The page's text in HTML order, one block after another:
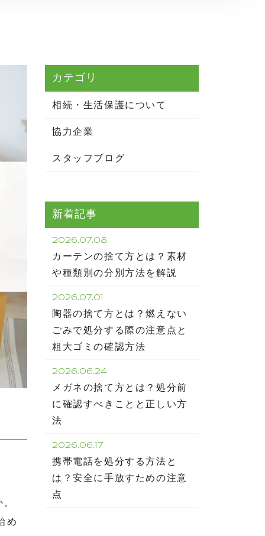
め
カテゴリ
相続・生活保護について
協力企業
スタッフブログ
新着記事
2026.07.08
カーテンの捨て方とは？素材
や種類別の分別方法を解説
2026.07.01
陶器の捨て方とは？燃えない
ごみで処分する際の注意点と
粗大ゴミの確認方法
2026.06.24
メガネの捨て方とは？処分前
に確認すべきことと正しい方
法
2026.06.17
携帯電話を処分する方法と
は？安全に手放すための注意
点